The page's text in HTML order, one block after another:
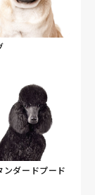
ンダードプード